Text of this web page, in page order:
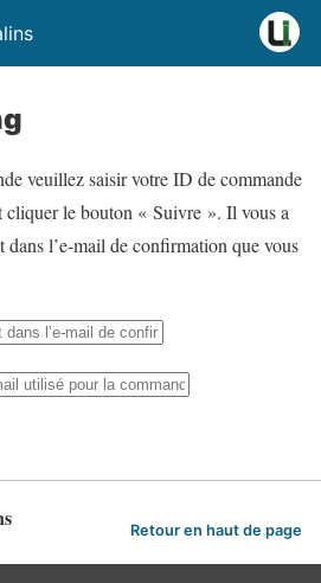
veuillez saisir votre ID de commande
cliquer le bouton « Suivre ». Il vous a
dans l’e-mail de confirmation que vous
Retour en haut de page